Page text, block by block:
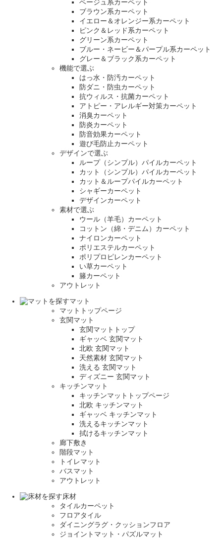
ベージュ系カーペット
ブラウン系カーペット
イエロー＆オレンジー系カーペット
ピンク＆レッド系カーペット
グリーン系カーペット
ブルー・ネービー＆パープル系カーペット
グレー＆ブラック系カーペット
機能で選ぶ
はっ水・防汚カーペット
防ダニ・防虫カーペット
抗ウィルス・抗菌カーペット
アトピー・アレルギー対策カーペット
消臭カーペット
防炎カーペット
防音効果カーペット
遊び毛防止カーペット
デザインで選ぶ
ループ（シンプル）パイルカーペット
カット（シンプル）パイルカーペット
カット＆ループパイルカーペット
シャギーカーペット
デザインカーペット
素材で選ぶ
ウール（羊毛）カーペット
コットン（綿・デニム）カーペット
ナイロンカーペット
ポリエステルカーペット
ポリプロピレンカーペット
い草カーペット
籐カーペット
アウトレット
マット
マットトップページ
玄関マット
玄関マットトップ
ギャッベ 玄関マット
北欧 玄関マット
天然素材 玄関マット
洗える 玄関マット
ディズニー 玄関マット
キッチンマット
キッチンマットトップページ
北欧 キッチンマット
ギャッベ キッチンマット
洗えるキッチンマット
拭けるキッチンマット
廊下敷き
階段マット
トイレマット
バスマット
アウトレット
床材
タイルカーペット
フロアタイル
ダイニングラグ・クッションフロア
ジョイントマット・パズルマット